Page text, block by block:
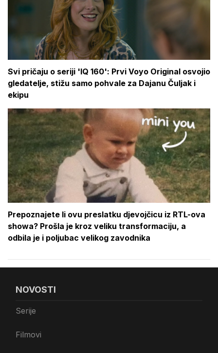
Svi pričaju o seriji 'IQ 160': Prvi Voyo Original osvojio
gledatelje, stižu samo pohvale za Dajanu Čuljak i
ekipu
Prepoznajete li ovu preslatku djevojčicu iz RTL-ova
showa? Prošla je kroz veliku transformaciju, a
odbila je i poljubac velikog zavodnika
NOVOSTI
Serije
Filmovi